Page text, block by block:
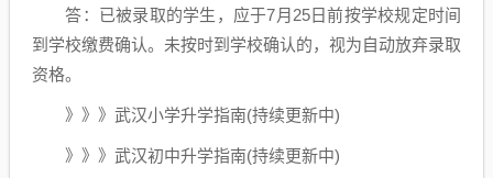
答：已被录取的学生，应于7月25日前按学校规定时间
到学校缴费确认。未按时到学校确认的，视为自动放弃录取
资格。
》》》武汉小学升学指南(持续更新中)
》》》武汉初中升学指南(持续更新中)